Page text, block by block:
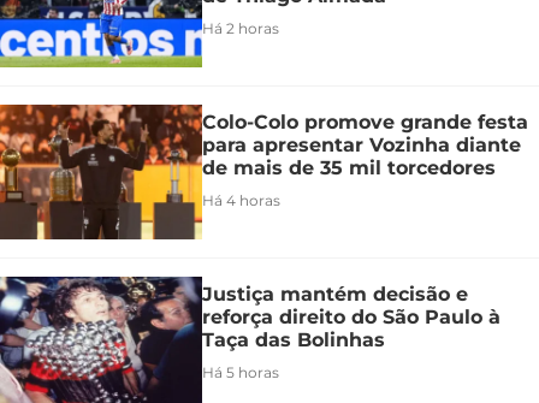
Há 2 horas
Colo-Colo promove grande festa
para apresentar Vozinha diante
de mais de 35 mil torcedores
Há 4 horas
Justiça mantém decisão e
reforça direito do São Paulo à
Taça das Bolinhas
Há 5 horas